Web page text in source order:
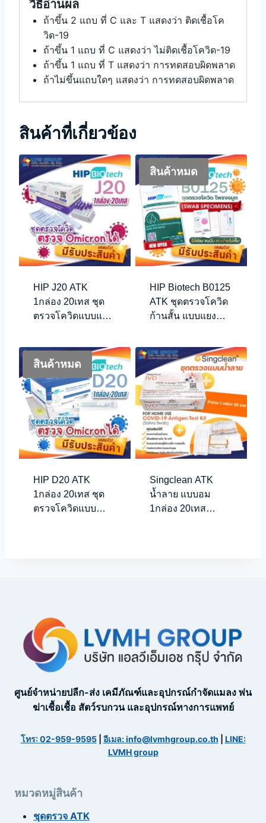
วิธีอ่านผล
ถ้าขึ้น 2 แถบ ที่ C และ T แสดงว่า ติดเชื้อโค
วิด-19
ถ้าขึ้น 1 แถบ ที่ C แสดงว่า ไม่ติดเชื้อโควิด-19
ถ้าขึ้น 1 แถบ ที่ T แสดงว่า การทดสอบผิดพลาด
ถ้าไม่ขึ้นแถบใดๆ แสดงว่า การทดสอบผิดพลาด
สินค้าที่เกี่ยวข้อง
HIP J20 ATK
1กล่อง 20เทส ชุด
ตรวจโควิดแบบแยง
สินค้าหมด
HIP Biotech B0125
ATK ชุดตรวจโควิด
ก้านสั้น แบบแยง
สินค้าหมด
HIP D20 ATK
1กล่อง 20เทส ชุด
ตรวจโควิดแบบ
Singclean ATK
น้ำลาย แบบอม
1กล่อง 20เทส
ศูนย์จำหน่ายปลีก-ส่ง เคมีภัณฑ์และอุปกรณ์กำจัดแมลง พ่น
ฆ่าเชื้อเชื้อ สัตว์รบกวน และอุปกรณ์ทางการแพทย์
โทร: 02-959-9595| อีเมล: info@lvmhgroup.co.th
LINE:
LVMH group
หมวดหมู่สินค้า
ชุดตรวจ ATK